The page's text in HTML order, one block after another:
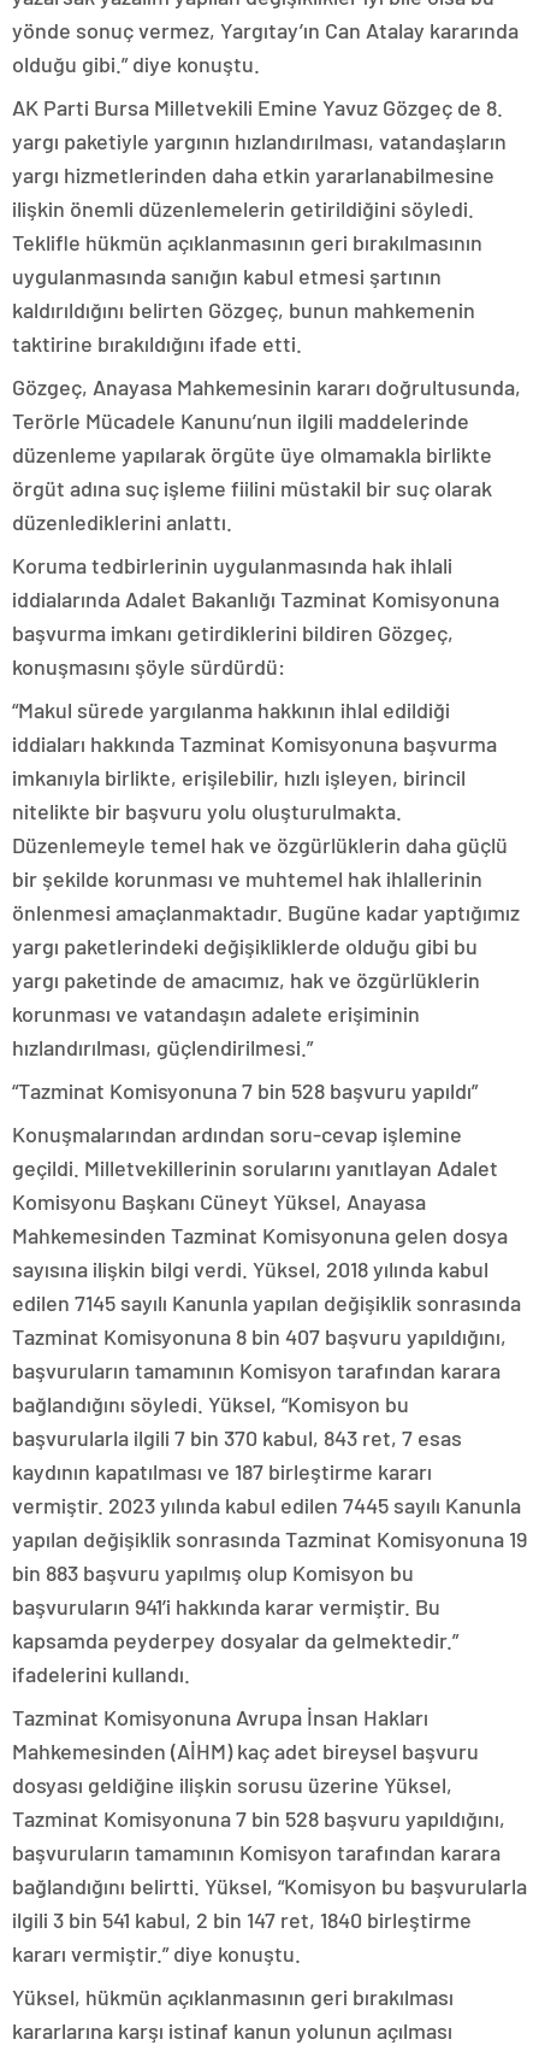
yönde sonuç vermez, Yargıtay’ın Can Atalay kararında
olduğu gibi.” diye konuştu.
AK Parti Bursa Milletvekili Emine Yavuz Gözgeç de 8.
yargı paketiyle yargının hızlandırılması, vatandaşların
yargı hizmetlerinden daha etkin yararlanabilmesine
ilişkin önemli düzenlemelerin getirildiğini söyledi.
Teklifle hükmün açıklanmasının geri bırakılmasının
uygulanmasında sanığın kabul etmesi şartının
kaldırıldığını belirten Gözgeç, bunun mahkemenin
taktirine bırakıldığını ifade etti.
Gözgeç, Anayasa Mahkemesinin kararı doğrultusunda,
Terörle Mücadele Kanunu’nun ilgili maddelerinde
düzenleme yapılarak örgüte üye olmamakla birlikte
örgüt adına suç işleme fiilini müstakil bir suç olarak
düzenlediklerini anlattı.
Koruma tedbirlerinin uygulanmasında hak ihlali
iddialarında Adalet Bakanlığı Tazminat Komisyonuna
başvurma imkanı getirdiklerini bildiren Gözgeç,
konuşmasını şöyle sürdürdü:
“Makul sürede yargılanma hakkının ihlal edildiği
iddiaları hakkında Tazminat Komisyonuna başvurma
imkanıyla birlikte, erişilebilir, hızlı işleyen, birincil
nitelikte bir başvuru yolu oluşturulmakta.
Düzenlemeyle temel hak ve özgürlüklerin daha güçlü
bir şekilde korunması ve muhtemel hak ihlallerinin
önlenmesi amaçlanmaktadır. Bugüne kadar yaptığımız
yargı paketlerindeki değişikliklerde olduğu gibi bu
yargı paketinde de amacımız, hak ve özgürlüklerin
korunması ve vatandaşın adalete erişiminin
hızlandırılması, güçlendirilmesi.”
“Tazminat Komisyonuna 7 bin 528 başvuru yapıldı”
Konuşmalarından ardından soru-cevap işlemine
geçildi. Milletvekillerinin sorularını yanıtlayan Adalet
Komisyonu Başkanı Cüneyt Yüksel, Anayasa
Mahkemesinden Tazminat Komisyonuna gelen dosya
sayısına ilişkin bilgi verdi. Yüksel, 2018 yılında kabul
edilen 7145 sayılı Kanunla yapılan değişiklik sonrasında
Tazminat Komisyonuna 8 bin 407 başvuru yapıldığını,
başvuruların tamamının Komisyon tarafından karara
bağlandığını söyledi. Yüksel, “Komisyon bu
başvurularla ilgili 7 bin 370 kabul, 843 ret, 7 esas
kaydının kapatılması ve 187 birleştirme kararı
vermiştir. 2023 yılında kabul edilen 7445 sayılı Kanunla
yapılan değişiklik sonrasında Tazminat Komisyonuna 19
bin 883 başvuru yapılmış olup Komisyon bu
başvuruların 941’i hakkında karar vermiştir. Bu
kapsamda peyderpey dosyalar da gelmektedir.”
ifadelerini kullandı.
Tazminat Komisyonuna Avrupa İnsan Hakları
Mahkemesinden (AİHM) kaç adet bireysel başvuru
dosyası geldiğine ilişkin sorusu üzerine Yüksel,
Tazminat Komisyonuna 7 bin 528 başvuru yapıldığını,
başvuruların tamamının Komisyon tarafından karara
bağlandığını belirtti. Yüksel, “Komisyon bu başvurularla
ilgili 3 bin 541 kabul, 2 bin 147 ret, 1840 birleştirme
kararı vermiştir.” diye konuştu.
Yüksel, hükmün açıklanmasının geri bırakılması
kararlarına karşı istinaf kanun yolunun açılması